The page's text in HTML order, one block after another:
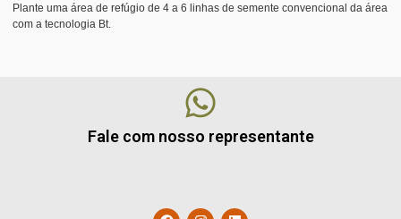
Plante uma área de refúgio de 4 a 6 linhas de semente convencional da área
com a tecnologia Bt.
Fale com nosso representante